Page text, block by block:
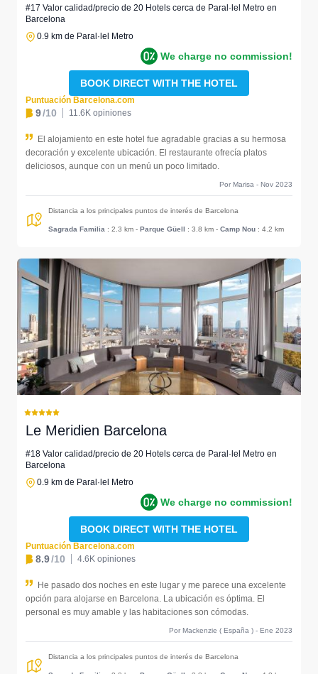
#17 Valor calidad/precio de 20 Hotels cerca de Paral·lel Metro en
Barcelona
0.9 km de Paral·lel Metro
We charge no commission!
BOOK DIRECT WITH THE HOTEL
Puntuación Barcelona.com
9/10 11.6K opiniones
El alojamiento en este hotel fue agradable gracias a su hermosa
decoración y excelente ubicación. El restaurante ofrecía platos
deliciosos, aunque con un menú un poco limitado.
Por Marisa - Nov 2023
Distancia a los principales puntos de interés de Barcelona
Sagrada Familia : 2.3 km - Parque Güell : 3.8 km - Camp Nou : 4.2 km
Le Meridien Barcelona
#18 Valor calidad/precio de 20 Hotels cerca de Paral·lel Metro en
Barcelona
0.9 km de Paral·lel Metro
We charge no commission!
BOOK DIRECT WITH THE HOTEL
Puntuación Barcelona.com
8.9/10 4.6K opiniones
He pasado dos noches en este lugar y me parece una excelente
opción para alojarse en Barcelona. La ubicación es óptima. El
personal es muy amable y las habitaciones son cómodas.
Por Mackenzie ( España ) - Ene 2023
Distancia a los principales puntos de interés de Barcelona